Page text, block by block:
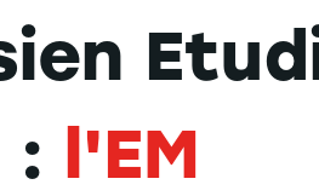
: l'EM